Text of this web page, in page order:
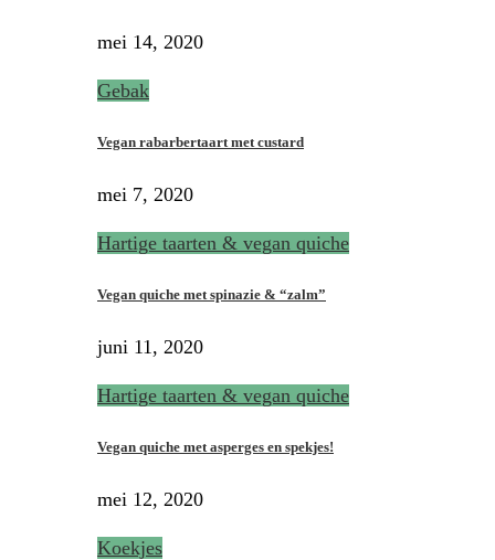
mei 14, 2020
Gebak
Vegan rabarbertaart met custard
mei 7, 2020
Hartige taarten & vegan quiche
Vegan quiche met spinazie & “zalm”
juni 11, 2020
Hartige taarten & vegan quiche
Vegan quiche met asperges en spekjes!
mei 12, 2020
Koekjes